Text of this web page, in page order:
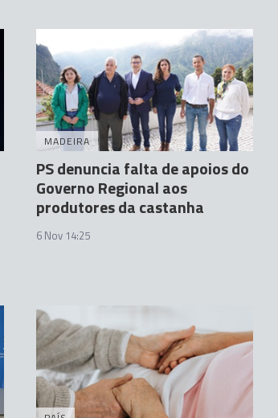
MADEIRA
PS denuncia falta de apoios do
Governo Regional aos
produtores da castanha
6 Nov 14:25